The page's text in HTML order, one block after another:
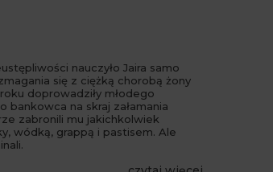
nauczyło Jaira samo
się z ciężką chorobą żony
doprowadziły młodego
bankowca na skraj załamania
zabronili mu jakichkolwiek
wódką, grappą i pastisem. Ale